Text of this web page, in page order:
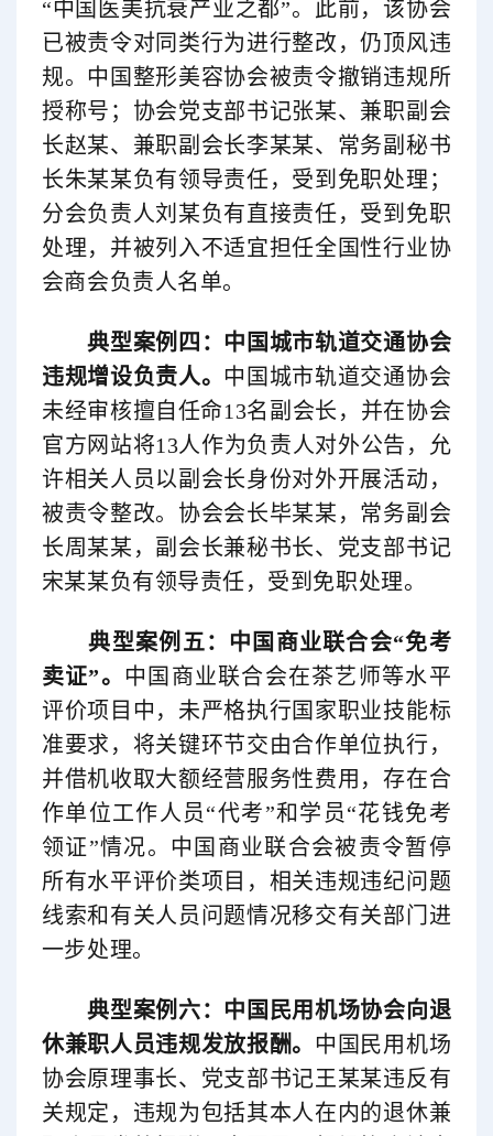
“中国医美抗衰产业之都”。此前，该协会
已被责令对同类行为进行整改，仍顶风违
规。中国整形美容协会被责令撤销违规所
授称号；协会党支部书记张某、兼职副会
长赵某、兼职副会长李某某、常务副秘书
长朱某某负有领导责任，受到免职处理；
分会负责人刘某负有直接责任，受到免职
处理，并被列入不适宜担任全国性行业协
会商会负责人名单。
典型案例四：中国城市轨道交通协会
违规增设负责人。 中国城市轨道交通协会
未经审核擅自任命13名副会长，并在协会
官方网站将13人作为负责人对外公告，允
许相关人员以副会长身份对外开展活动，
被责令整改。协会会长毕某某，常务副会
长周某某，副会长兼秘书长、党支部书记
宋某某负有领导责任，受到免职处理。
典型案例五： 中国商业联合会“免考
卖证”。 中国商业联合会在茶艺师等水平
评价项目中，未严格执行国家职业技能标
准要求，将关键环节交由合作单位执行，
并借机收取大额经营服务性费用，存在合
作单位工作人员“代考”和学员“花钱免考
领证”情况。中国商业联合会被责令暂停
所有水平评价类项目，相关违规违纪问题
线索和有关人员问题情况移交有关部门进
一步处理。
典型案例六：中国民用机场协会向退
休兼职人员违规发放报酬。 中国民用机场
协会原理事长、党支部书记王某某违反有
关规定，违规为包括其本人在内的退休兼